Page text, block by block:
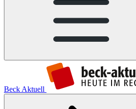
Beck Aktuell